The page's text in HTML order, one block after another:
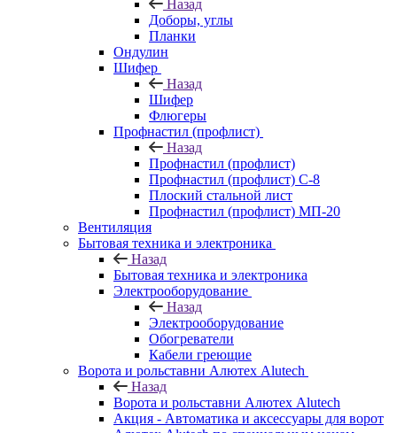
Назад
Доборы, углы
Планки
Ондулин
Шифер
Назад
Шифер
Флюгеры
Профнастил (профлист)
Назад
Профнастил (профлист)
Профнастил (профлист) С-8
Плоский стальной лист
Профнастил (профлист) МП-20
Вентиляция
Бытовая техника и электроника
Назад
Бытовая техника и электроника
Электрооборудование
Назад
Электрооборудование
Обогреватели
Кабели греющие
Ворота и рольставни Алютех Alutech
Назад
Ворота и рольставни Алютех Alutech
Акция - Автоматика и аксессуары для ворот